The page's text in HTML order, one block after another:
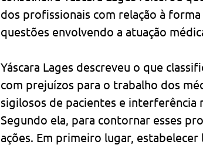
dos profissionais com relação à
questões envolvendo a atuação
Yáscara Lages descreveu o que
com prejuízos para o trabalho dos
sigilosos de pacientes e interferência
Segundo ela, para contornar esses
ações. Em primeiro lugar,